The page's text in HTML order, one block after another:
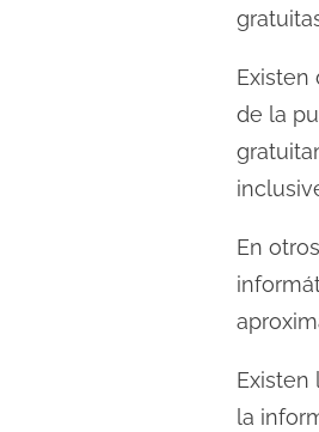
d
e
e
n
t
r
d
a
de la
En
Existen
la